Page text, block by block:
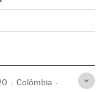
Colômbia